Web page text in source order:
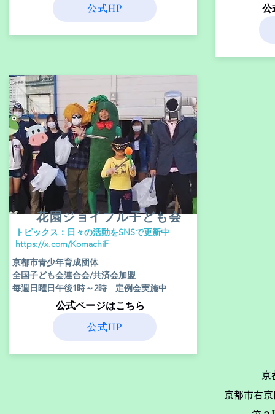
公式HP 公
花園ジョイフル子ども会
​トピックス：日々の活動をSNSで更新中
​https://x.com/KomachiF
京都市青少年育成団体
全国子ども会連合会/共済会加盟
毎週日曜日午後1時～2時 定例会実施中
​公式ページはこちら
公式HP
京
京都市右